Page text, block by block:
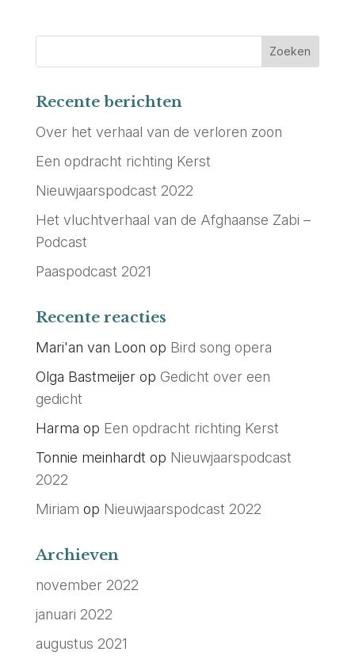
Recente berichten
Over het verhaal van de verloren zoon
Een opdracht richting Kerst
Nieuwjaarspodcast 2022
Het vluchtverhaal van de Afghaanse Zabi –
Podcast
Paaspodcast 2021
Recente reacties
Mari'an van Loon op Bird song opera
Olga Bastmeijerop Gedicht over een
gedicht
Harma op Een opdracht richting Kerst
Tonnie meinhardt op Nieuwjaarspodcast
2022
Miriam op Nieuwjaarspodcast 2022
Archieven
november 2022
januari 2022
augustus 2021